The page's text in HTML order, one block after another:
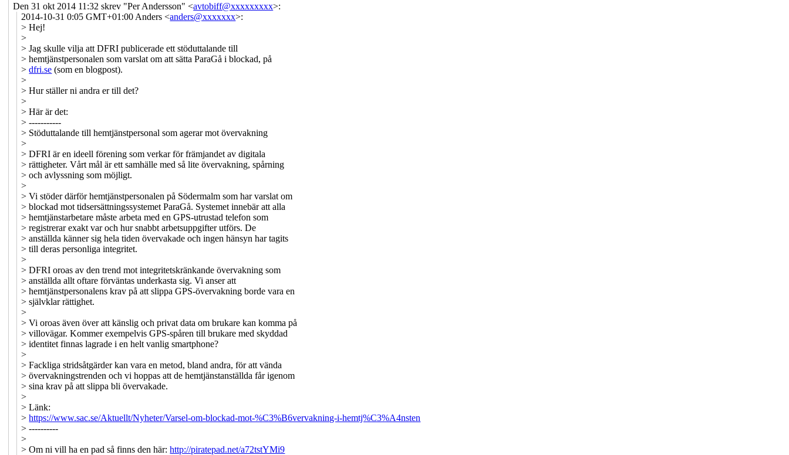
Den 31 okt 2014 11:32 skrev "Per Andersson" <avtobiff@xxxxxxxxx>:
2014-10-31 0:05 GMT+01:00 Anders <anders@xxxxxxx>:
> Hej!
>
> Jag skulle vilja att DFRI publicerade ett stöduttalande till
> hemtjänstpersonalen som varslat om att sätta ParaGå i blockad, på
>dfri.se (som en blogpost).
>
> Hur ställer ni andra er till det?
>
> Här är det:
> -----------
> Stöduttalande till hemtjänstpersonal som agerar mot övervakning
>
> DFRI är en ideell förening som verkar för främjandet av digitala
> rättigheter. Vårt mål är ett samhälle med så lite övervakning, spårning
> och avlyssning som möjligt.
>
> Vi stöder därför hemtjänstpersonalen på Södermalm som har varslat om
> blockad mot tidsersättningssystemet ParaGå. Systemet innebär att alla
> hemtjänstarbetare måste arbeta med en GPS-utrustad telefon som
> registrerar exakt var och hur snabbt arbetsuppgifter utförs. De
> anställda känner sig hela tiden övervakade och ingen hänsyn har tagits
> till deras personliga integritet.
>
> DFRI oroas av den trend mot integritetskränkande övervakning som
> anställda allt oftare förväntas underkasta sig. Vi anser att
> hemtjänstpersonalens krav på att slippa GPS-övervakning borde vara en
> självklar rättighet.
>
> Vi oroas även över att känslig och privat data om brukare kan komma på
> villovägar. Kommer exempelvis GPS-spåren till brukare med skyddad
> identitet finnas lagrade i en helt vanlig smartphone?
>
> Fackliga stridsåtgärder kan vara en metod, bland andra, för att vända
> övervakningstrenden och vi hoppas att de hemtjänstanställda får igenom
> sina krav på att slippa bli övervakade.
>
> Länk:
>https://www.sac.se/Aktuellt/Nyheter/Varsel-om-blockad-mot-%C3%B6vervakning-i-hemtj%C3%A4nsten
> ----------
>
> Om ni vill ha en pad så finns den här:http://piratepad.net/a72tstYMi9